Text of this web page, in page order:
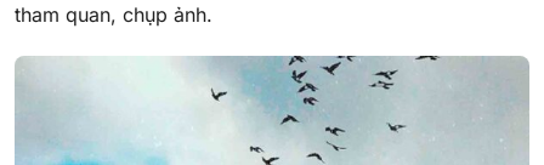
tham quan, chụp ảnh.